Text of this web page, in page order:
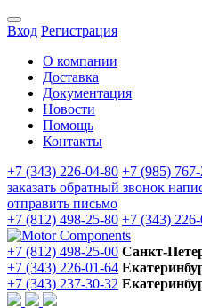
Вход Регистрация
О компании
Доставка
Документация
Новости
Помощь
Контакты
+7 (343) 226-04-80 +7 (985)
заказать обратный звонок
отправить письмо
+7 (812) 498-25-80 +7 (343)
+7 (812) 498-25-00 Санкт-
+7 (343) 226-01-64
+7 (343) 237-30-32